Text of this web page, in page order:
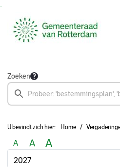
Zoeken
U bevindt zich hier: Home
A A A
2027